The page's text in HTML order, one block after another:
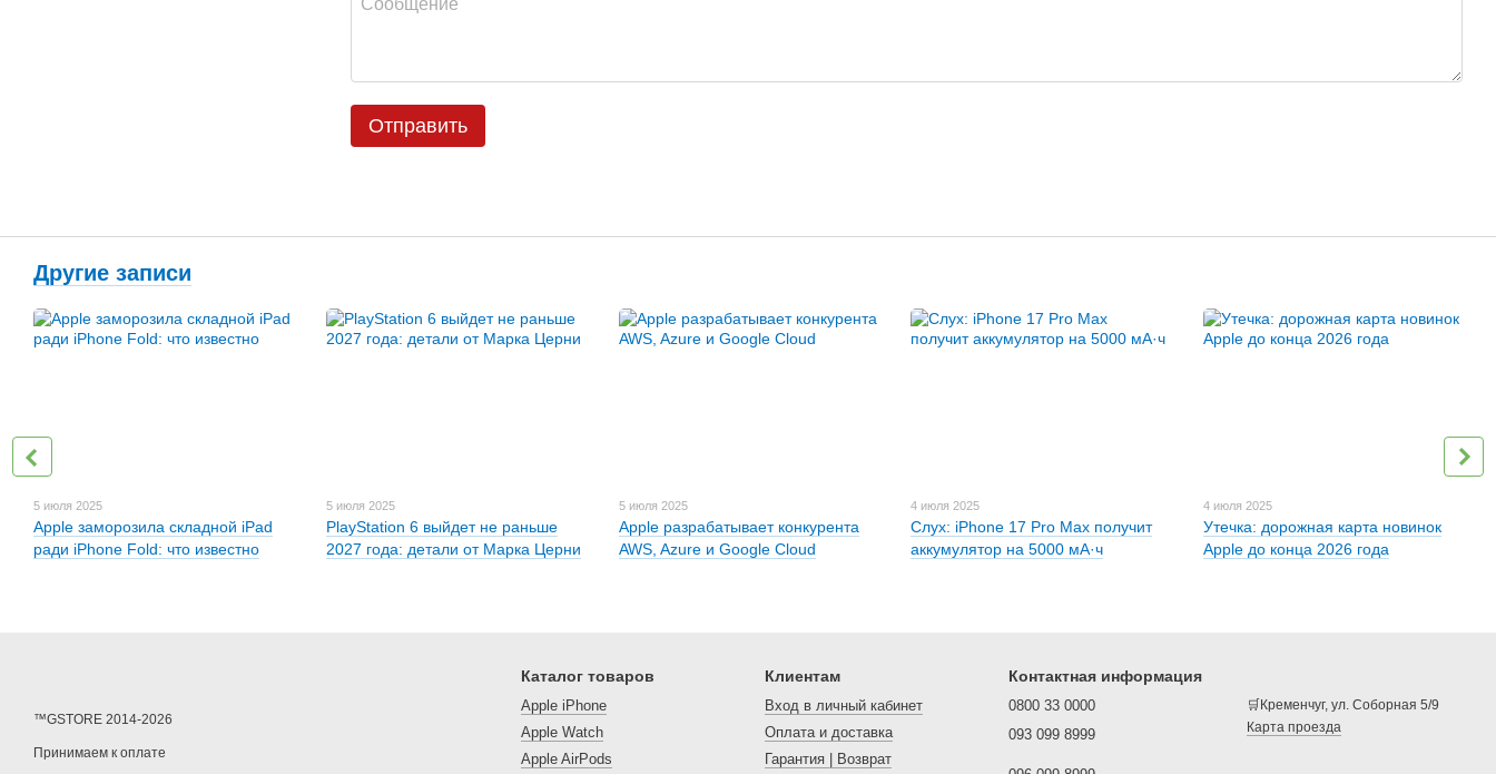
Отправить
Другие записи
5 июля 2025
Apple заморозила складной iPad
ради iPhone Fold: что известно
5 июля 2025
PlayStation 6 выйдет не раньше
2027 года: детали от Марка Церни
5 июля 2025
Apple разрабатывает конкурента
AWS, Azure и Google Cloud
4 июля 2025
Слух: iPhone 17 Pro Max получит
аккумулятор на 5000 мА·ч
4 июля 2025
Утечка: дорожная карта новинок
Apple до конца 2026 года
™GSTORE 2014-2026
Принимаем к оплате
Каталог товаров
Apple iPhone
Apple Watch
Apple AirPods
Клиентам
Вход в личный кабинет
Оплата и доставка
Гарантия | Возврат
Контактная информация
0800 33 0000
093 099 8999
🛒Кременчуг, ул. Соборная 5/9
Карта проезда